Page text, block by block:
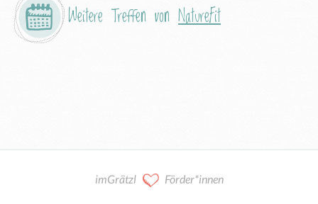
Weitere Treffen von NatureFit
imGrätzl Förder*innen